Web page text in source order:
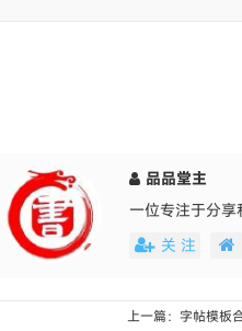
品品堂主
一位专注于分享
关 注
上一篇：字帖模板